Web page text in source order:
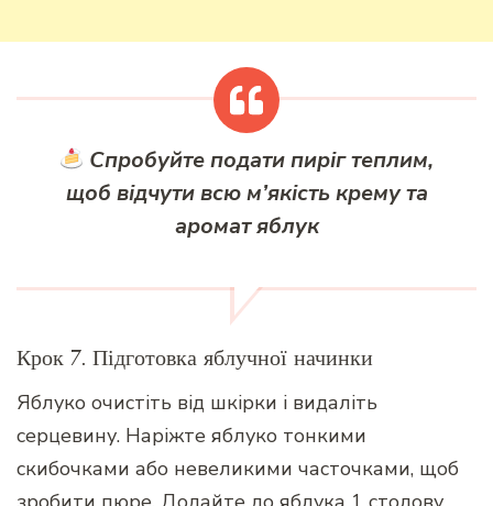
Спробуйте подати пиріг теплим,
щоб відчути всю м’якість крему та
аромат яблук
Крок 7. Підготовка яблучної начинки
Яблуко очистіть від шкірки і видаліть
серцевину. Наріжте яблуко тонкими
скибочками або невеликими часточками, щоб